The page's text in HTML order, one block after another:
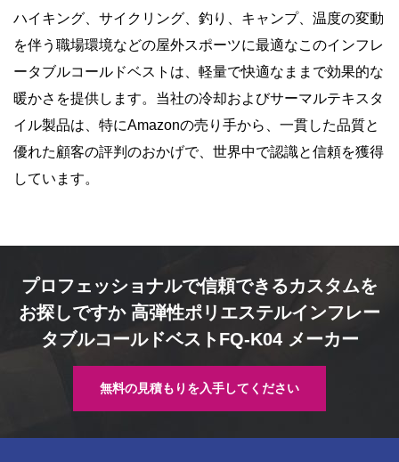
ハイキング、サイクリング、釣り、キャンプ、温度の変動
を伴う職場環境などの屋外スポーツに最適なこのインフレ
ータブルコールドベストは、軽量で快適なままで効果的な
暖かさを提供します。当社の冷却およびサーマルテキスタ
イル製品は、特にAmazonの売り手から、一貫した品質と
優れた顧客の評判のおかげで、世界中で認識と信頼を獲得
しています。
プロフェッショナルで信頼できるカスタムを
お探しですか 高弾性ポリエステルインフレー
タブルコールドベストFQ-K04 メーカー
無料の見積もりを入手してください